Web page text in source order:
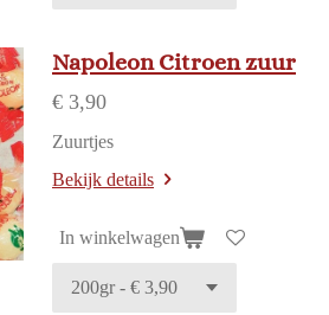
Napoleon Citroen zuur
€ 3,90
Zuurtjes
Bekijk details
In winkelwagen